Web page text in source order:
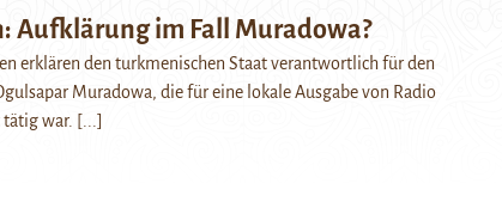
Aufklärung im Fall Muradowa?
erklären den turkmenischen Staat verantwortlich für den
Muradowa, die für eine lokale Ausgabe von Radio
tätig war. [...]